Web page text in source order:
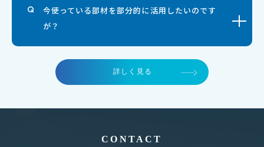
今使っている部材を部分的に活用したいのです
が？
詳しく見る
CONTACT